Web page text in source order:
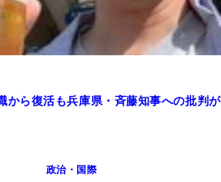
から復活も兵庫県・斉藤知事への批判が
政治・国際